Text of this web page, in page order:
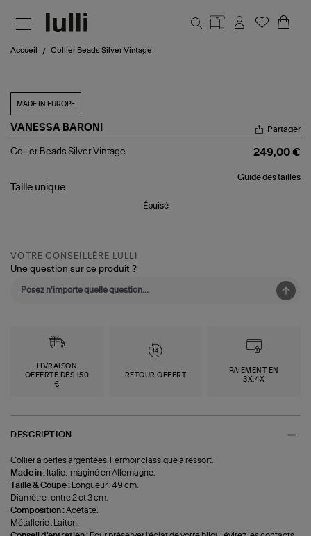
Accueil Collier Beads Silver Vintage
MADE IN EUROPE
VANESSA BARONI
Collier
Vintage
Partager
Collier Beads Silver Vintage 249,00 €
Guide des tailles
Taille unique
Épuisé
VOTRE CONSEILLÈRE LULLI
Une question sur ce produit ?
LIVRAISON
OFFERTE DÈS 150
€
RETOUR OFFERT
PAIEMENT EN
3X,4X
DESCRIPTION
Collier à perles argentées. Fermoir classique à ressort.
Made in : Italie. Imaginé en Allemagne.
Taille & Coupe :
Longueur : 49 cm.
Diamètre : entre 2 et 3 cm.
Composition :Acétate.
Métallerie : Laiton.